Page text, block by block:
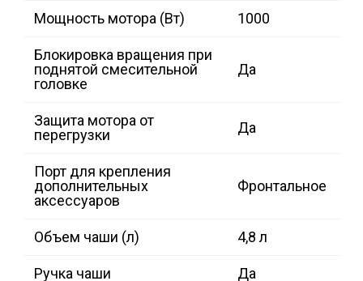
Мощность мотора (Вт) 1000
Блокировка вращения при
поднятой смесительной
головке
Да
Защита мотора от
перегрузки
Да
Порт для крепления
дополнительных
аксессуаров
Фронтальное
Объем чаши (л) 4,8 л
Ручка чаши Да